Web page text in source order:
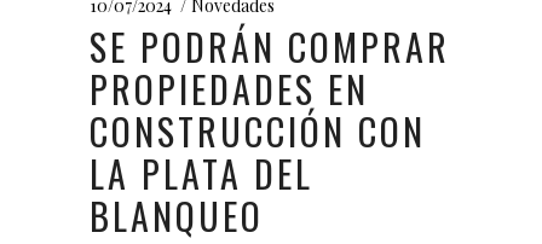
10/07/2024 Novedades
SE PODRÁN COMPRAR
PROPIEDADES EN
CONSTRUCCIÓN CON
LA PLATA DEL
BLANQUEO